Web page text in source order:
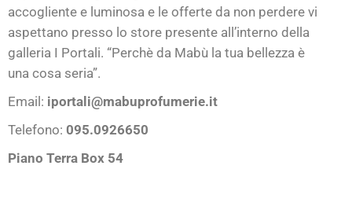
accogliente e luminosa e le offerte da non perdere vi
aspettano presso lo store presente all’interno della
galleria I Portali. “Perchè da Mabù la tua bellezza è
una cosa seria”.
Email: iportali@mabuprofumerie.it
Telefono: 095.0926650
Piano Terra Box 54